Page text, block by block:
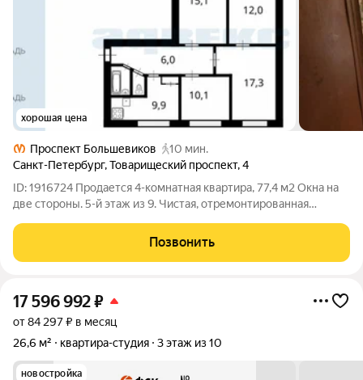
хорошая цена
Проспект Большевиков
10 мин.
Санкт-Петербург,Товарищеский проспект,4
ID: 1916724 Продается 4-комнатная квартира, 77,4 м2 Окна на
две стороны. 5-й этаж из 9. Чистая, отремонтированная
пешком. До центра города - 20 минут на машине, 35 минут на
общественном транспорте. В
Позвонить
17 596 992₽
от 84 297 ₽ в месяц
26,6 м²
квартира-студия 3 этаж из 10
новостройка